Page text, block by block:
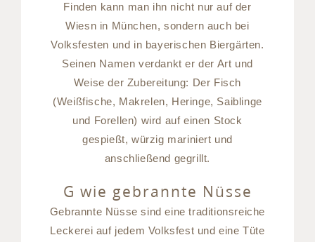
Finden kann man ihn nicht nur auf der
Wiesn in München, sondern auch bei
Volksfesten und in bayerischen Biergärten.
Seinen Namen verdankt er der Art und
Weise der Zubereitung: Der Fisch
(Weißfische, Makrelen, Heringe, Saiblinge
und Forellen) wird auf einen Stock
gespießt, würzig mariniert und
anschließend gegrillt.
G wie gebrannte Nüsse
Gebrannte Nüsse sind eine traditionsreiche
Leckerei auf jedem Volksfest und eine Tüte